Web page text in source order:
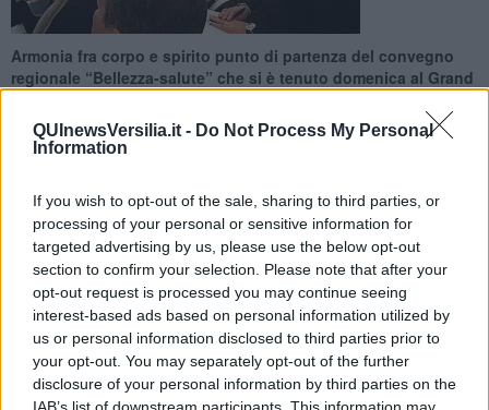
QUInewsVersilia.it - Do Not Process My Personal
Information
If you wish to opt-out of the sale, sharing to third parties, or
processing of your personal or sensitive information for
targeted advertising by us, please use the below opt-out
section to confirm your selection. Please note that after your
opt-out request is processed you may continue seeing
interest-based ads based on personal information utilized by
us or personal information disclosed to third parties prior to
your opt-out. You may separately opt-out of the further
disclosure of your personal information by third parties on the
IAB’s list of downstream participants. This information may
Armonia fra corpo e spirito punto di partenza del convegno
regionale “Bellezza-salute” che si è tenuto domenica al Grand
VIAREGGIO —
Organizzato da Cna impresa donna e Cna
benessere e sanità regionali, in collaborazione con la Cna di Lucca,
il convegno ha messo le basi per approfondimenti culturali e
professionali di un mondo che, superata la crisi economica, prova
ad affrontare il futuro migliorando la propria competenza e
aprendosi a nuove frontiere culturali.Un nuovo modo di vedere la
persona basato sulla completezza fra la propria dimensione
corporea e quella spirituale. Numerosi gli argomenti trattati durante